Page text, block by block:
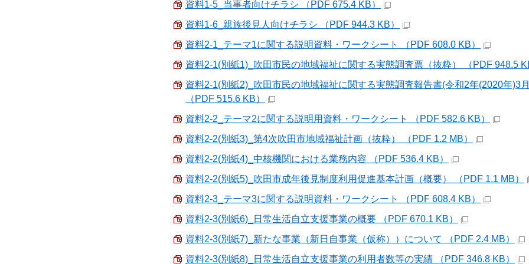
資料1-5_当事者向けチラシ （PDF 675.4 KB）
資料1-6_親族後見人向けチラシ （PDF 944.3 KB）
資料2-1_テーマ1に関する説明資料・ワークシート （PDF 608.0 KB）
資料2-1(別紙1)_吹田市民の地域福祉に関する実態調査票（抜粋） （PDF 948.5
資料2-1(別紙2)_吹田市民の地域福祉に関する実態調査報告書(令和2年(2020年)3月
（PDF 515.6 KB）
資料2-2_テーマ2に関する説明用資料・ワークシート （PDF 582.6 KB）
資料2-2(別紙3)_第4次吹田市地域福祉計画（抜粋） （PDF 1.2 MB）
資料2-2(別紙4)_中核機関における業務内容 （PDF 536.4 KB）
資料2-2(別紙5)_吹田市成年後見制度利用促進基本計画（概要） （PDF 1.1 MB）
資料2-3_テーマ3に関する説明資料・ワークシート （PDF 608.4 KB）
資料2-3(別紙6)_日常生活自立支援事業の概要 （PDF 670.1 KB）
資料2-3(別紙7)_新たな事業（新日自事業（仮称））について （PDF 2.4 MB）
資料2-3(別紙8)_日常生活自立支援事業の利用者数等の実績 （PDF 346.8 KB）